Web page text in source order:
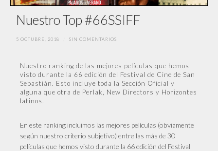
Nuestro Top #66SSIFF
5 OCTUBRE, 2018 SIN COMENTARIOS
Nuestro ranking de las mejores películas que hemos
visto durante la 66 edición del Festival de Cine de San
Sebastián. Esto incluye toda la Sección Oficial y
alguna que otra de Perlak, New Directors y Horizontes
latinos.
En este ranking incluimos las mejores películas (obviamente
según nuestro criterio subjetivo) entre las más de 30
películas que hemos visto durante la 66 edición del Festival